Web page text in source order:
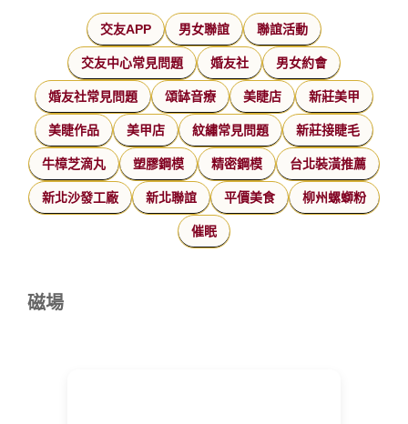
交友APP 男女聯誼 聯誼活動
交友中心常見問題 婚友社 男女約會
婚友社常見問題 頌缽音療 美睫店 新莊美甲
美睫作品 美甲店 紋繡常見問題 新莊接睫毛
牛樟芝滴丸 塑膠鋼模 精密鋼模 台北裝潢推薦
新北沙發工廠 新北聯誼 平價美食 柳州螺螄粉
催眠
磁場